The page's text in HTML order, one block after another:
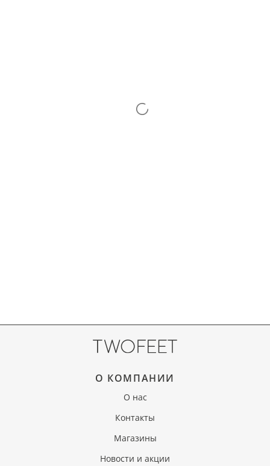
О КОМПАНИИ
О нас
Контакты
Магазины
Новости и акции